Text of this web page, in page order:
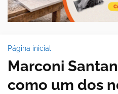
Página inicial
Marconi
como um dos